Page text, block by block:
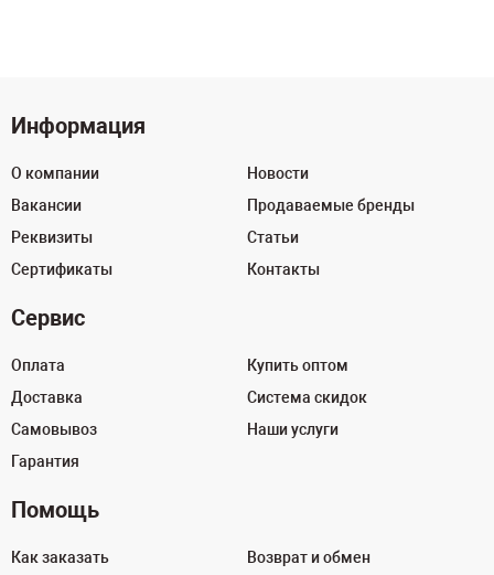
Информация
О компании
Вакансии
Реквизиты
Сертификаты
Новости
Продаваемые бренды
Статьи
Контакты
Сервис
Оплата
Доставка
Самовывоз
Гарантия
Купить оптом
Система скидок
Наши услуги
Помощь
Как заказать
Возврат и обмен